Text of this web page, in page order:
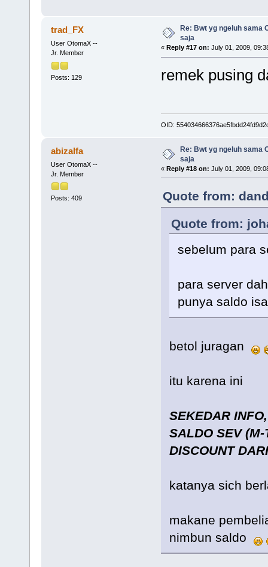
trad_FX
User OtomaX --
Jr. Member
Posts: 129
Re: Bwt yg ngeluh sama
saja
« Reply #17 on: July 01, 2009,
remek pusing
OID:
abizalfa
User OtomaX --
Jr. Member
Posts: 409
Re: Bwt yg ngeluh sama
saja
« Reply #18 on: July 01, 2009,
Quote from:
Quote from:
sebelum para
para server
punya saldo
betol juragan
itu karena ini
SEKEDAR
SALDO SEV
DISCOUNT
katanya sich
makane
nimbun saldo